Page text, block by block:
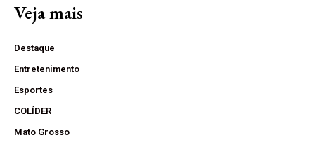
Veja mais
Destaque
Entretenimento
Esportes
COLÍDER
Mato Grosso